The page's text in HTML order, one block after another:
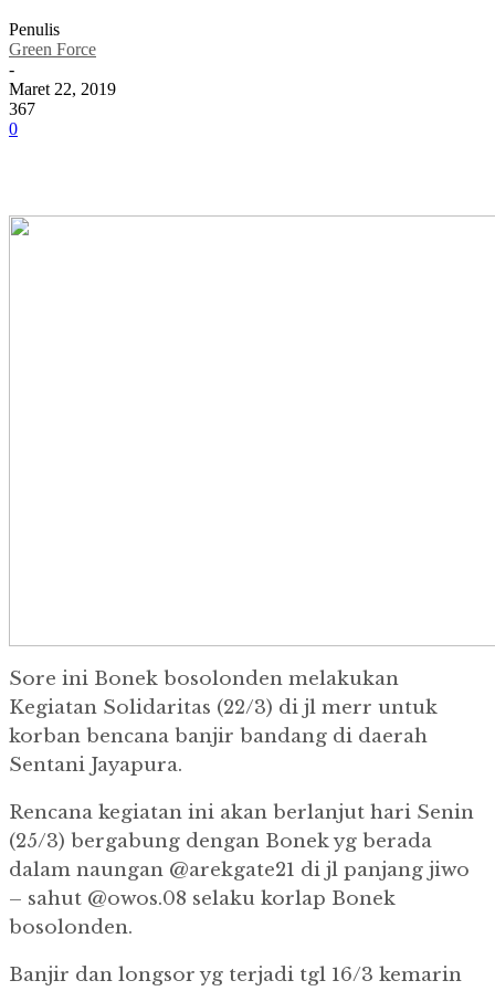
Penulis
Green Force
-
Maret 22, 2019
367
0
Sore ini Bonek bosolonden melakukan
Kegiatan Solidaritas (22/3) di jl merr untuk
korban bencana banjir bandang di daerah
Sentani Jayapura.
Rencana kegiatan ini akan berlanjut hari Senin
(25/3) bergabung dengan Bonek yg berada
dalam naungan @arekgate21 di jl panjang jiwo
– sahut @owos.08 selaku korlap Bonek
bosolonden.
Banjir dan longsor yg terjadi tgl 16/3 kemarin